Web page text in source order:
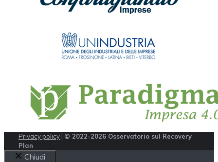
Privacy policy | © 2022-2026 Osservatorio sul Recovery
Plan
Chiudi